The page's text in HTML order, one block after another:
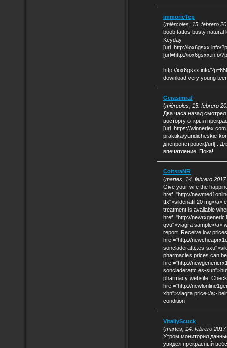
immorieTep
(miércoles, 15. febrero
boob tattos busty natural
Keyday
[url=http://iox6gsxx.info/
[url=http://iox6gsxx.info/
http://iox6gsxx.info/
download very young
Gerasimraf
(miércoles, 15. febrero
Два часа назад
восторгу открыл
[url=https://
praktika/yuridicheskie-
днепропетровск[/url] .
впечатление. Пока!
CoitsraNR
(martes, 14. febrero 2017
Give your wife the
href="http://
tfx">sildenafil 20 mg</a>
treatment is available
href="http://
qvu">viagra sample</a>
report. Receive low
href="http://
soncladerattc.es-
pharmacies prices can
href="http://
soncladerattc.es-
pharmacy website.
href="http://
xbn">viagra price</a>
condition
VitaliyScuck
(martes, 14. febrero 2017
Утром мониторил
увидел прекрасный